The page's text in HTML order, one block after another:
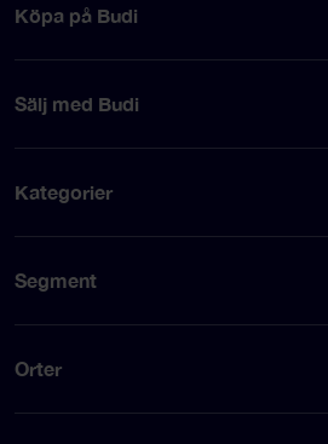
Köpa på Budi
Sälj med Budi
Kategorier
Segment
Orter